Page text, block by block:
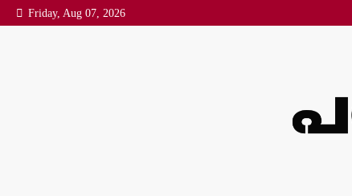
Skip
to
Friday, Aug 07, 2026